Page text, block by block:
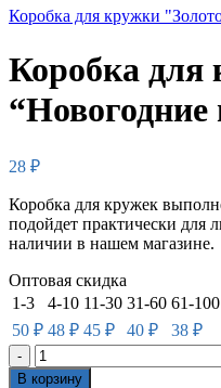
Коробка для кружки
Коробка для
28 ₽
Коробка для кружек
подойдет практически
наличии в нашем магазине.
Оптовая скидка
1-3
4-10 11-30 31-60 61-100
50 ₽ 48 ₽ 45 ₽ 40 ₽ 38 ₽
В корзину